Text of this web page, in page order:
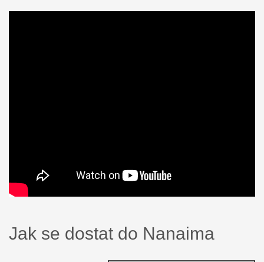
Jak se dostat do Nanaima